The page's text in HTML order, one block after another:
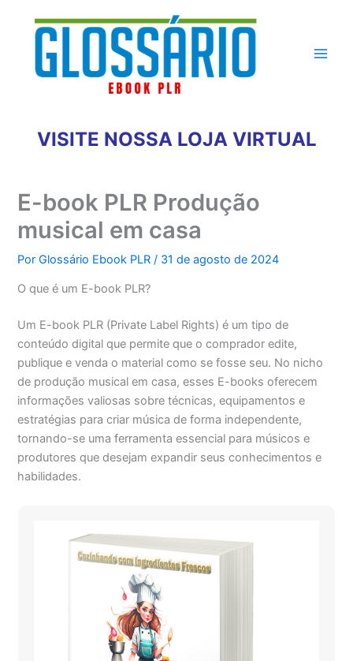
conteúdo
VISITE NOSSA LOJA VIRTUAL
E-book PLR Produção
musical em casa
PorGlossário Ebook PLR/ 31 de agosto de 2024
O que é um E-book PLR?
Um E-book PLR (Private Label Rights) é um tipo de
conteúdo digital que permite que o comprador edite,
publique e venda o material como se fosse seu. No nicho
de produção musical em casa, esses E-books oferecem
informações valiosas sobre técnicas, equipamentos e
estratégias para criar música de forma independente,
tornando-se uma ferramenta essencial para músicos e
produtores que desejam expandir seus conhecimentos e
habilidades.